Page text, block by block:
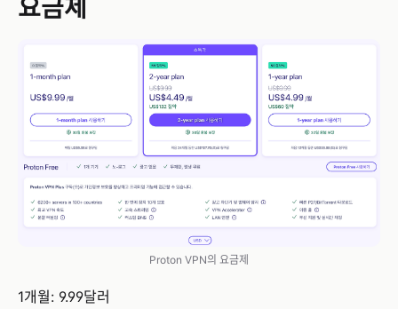
요금제
Proton VPN의 요금제
1개월: 9.99달러